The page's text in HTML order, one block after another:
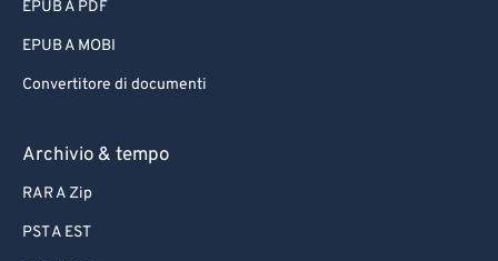
EPUB A PDF
EPUB A MOBI
Convertitore di documenti
Archivio & tempo
RAR A Zip
PST A EST